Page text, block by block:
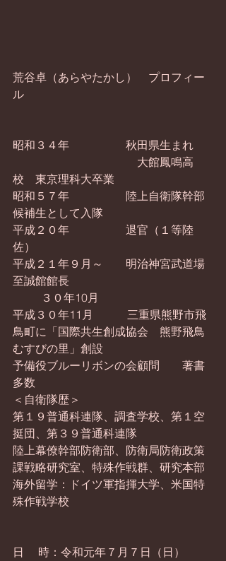
荒谷卓（あらやたかし）　プロフィー
ル
昭和３４年　　　　　秋田県生まれ
大館鳳鳴高
校　東京理科大卒業
昭和５７年　　　　　陸上自衛隊幹部
候補生として入隊
平成２０年　　　　　退官（１等陸
佐）
平成２１年９月～　　明治神宮武道場
至誠館館長
３０年10月
平成３０年11月　　　三重県熊野市飛
鳥町に「国際共生創成協会　熊野飛鳥
むすびの里」創設
予備役ブルーリボンの会顧問　　著書
多数
＜自衛隊歴＞
第１９普通科連隊、調査学校、第１空
挺団、第３９普通科連隊
陸上幕僚幹部防衛部、防衛局防衛政策
課戦略研究室、特殊作戦群、研究本部
海外留学：ドイツ軍指揮大学、米国特
殊作戦学校
日　 時：令和元年７月７日（日）